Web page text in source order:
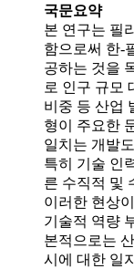
국문요약
본 연구는 필
함으로써 한-
공하는 것을
로 인구 규모
비중 등 산업
형이 주요한
일치는 개발
특히 기술 인
른 수직적 및
이러한 현상
기술적 역량
본적으로는
시에 대한 일